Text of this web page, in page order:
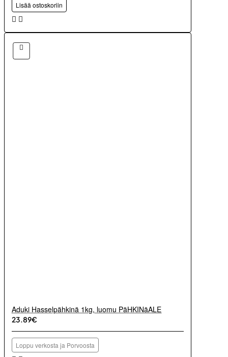
Lisää ostoskoriin
Aduki Hasselpähkinä 1kg, luomu PäHKINäALE
23.89€
Loppu verkosta ja Porvoosta